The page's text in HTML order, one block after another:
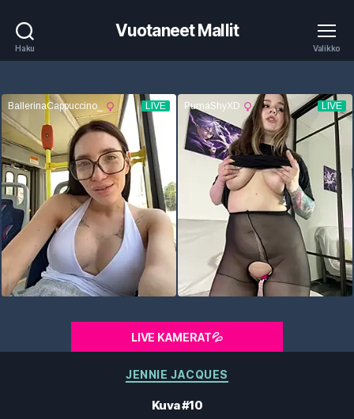
Haku
Vuotaneet Mallit
Valikko
LIVE KAMERAT💦
Kategoriat
JENNIE JACQUES
Kuva #10